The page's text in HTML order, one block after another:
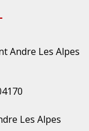
Andre Les Alpes
Les Alpes